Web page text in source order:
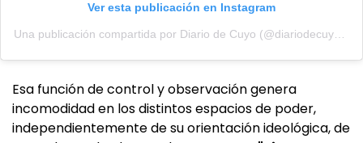
Ver esta publicación en Instagram
Una publicación compartida por Diario de Cuyo (@diariodecuyoweb)
Esa función de control y observación genera
incomodidad en los distintos espacios de poder,
independientemente de su orientación ideológica, de